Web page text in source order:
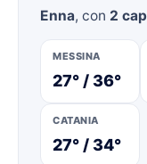
Enna, con 2
MESSINA
27° / 36°
CATANIA
27° / 34°